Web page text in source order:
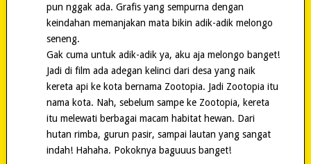
pun nggak ada. Grafis yang sempurna dengan
keindahan memanjakan mata bikin adik-adik melongo
seneng.
Gak cuma untuk adik-adik ya, aku aja melongo banget!
Jadi di film ada adegan kelinci dari desa yang naik
kereta api ke kota bernama Zootopia. Jadi Zootopia itu
nama kota. Nah, sebelum sampe ke Zootopia, kereta
itu melewati berbagai macam habitat hewan. Dari
hutan rimba, gurun pasir, sampai lautan yang sangat
indah! Hahaha. Pokoknya baguuus banget!